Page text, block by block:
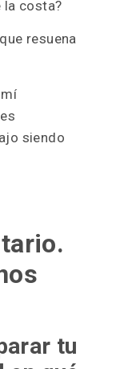
te i
malaria en
costa?
resuena